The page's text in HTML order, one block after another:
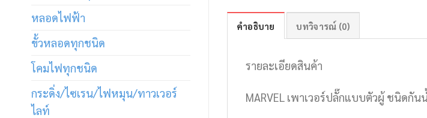
หลอดไฟฟ้า
ขั้วหลอดทุกชนิด
โคมไฟทุกชนิด
กระดิ่ง/ไซเรน/ไฟหมุน/ทาวเวอร์
ไลท์
คำอธิบาย บทวิจารณ์ (0)
รายละเอียดสินค้า
MARVEL เพาเวอร์ปลั๊กแบบตัวผู้ ชนิดกัน